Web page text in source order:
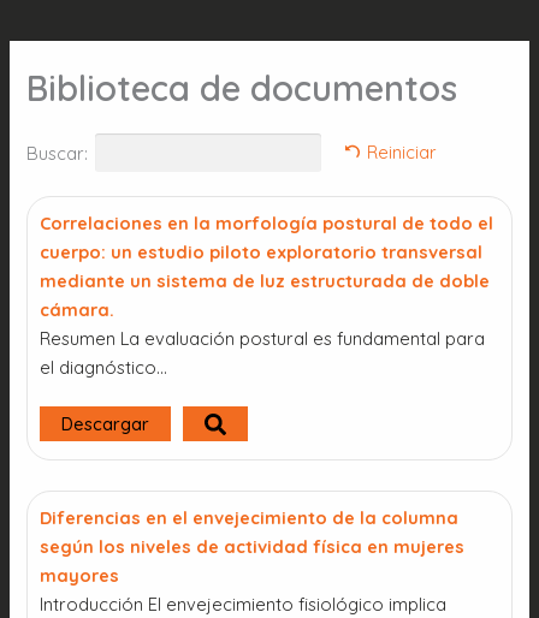
Biblioteca de documentos
Buscar: Reiniciar
Correlaciones en la morfología postural de todo el
cuerpo: un estudio piloto exploratorio transversal
mediante un sistema de luz estructurada de doble
cámara.
Resumen La evaluación postural es fundamental para
el diagnóstico…
Descargar
Diferencias en el envejecimiento de la columna
según los niveles de actividad física en mujeres
mayores
Introducción El envejecimiento fisiológico implica